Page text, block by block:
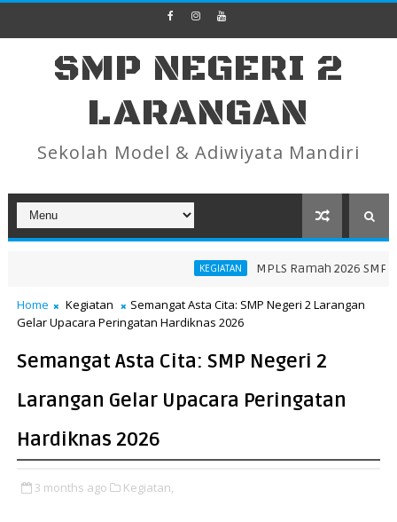
SMP NEGERI 2
LARANGAN
Sekolah Model & Adiwiyata Mandiri
KEGIATAN MPLS Ramah 2026 SMP
Cinta Mengaji di SMP Negeri 2 Larangan
Home Kegiatan
Semangat Asta Cita: SMP Negeri 2 Larangan
Gelar Upacara Peringatan Hardiknas 2026
Semangat Asta Cita: SMP Negeri 2
Larangan Gelar Upacara Peringatan
Hardiknas 2026
3 months ago Kegiatan,